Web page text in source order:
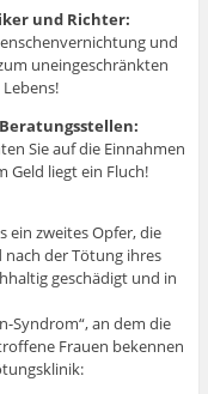
und Richter:
und
uneingeschränkten
Sie auf die Einnahmen
Geld liegt ein Fluch!
ein zweites Opfer, die
nach der Tötung ihres
geschädigt und in
Syndrom“, an dem die
Frauen bekennen